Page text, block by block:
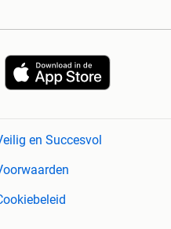
en Succesvol